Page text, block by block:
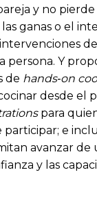
y no
ganas o el
persona. Y
de hands‑on
desde el
para
participar; e
avanzar de
y las